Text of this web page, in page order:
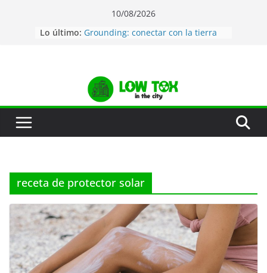
10/08/2026
Lo último: Grounding: conectar con la tierra
natural
Jabón de lavavajillas natural
Auditoría de tóxicos en tu hogar
receta de protector solar